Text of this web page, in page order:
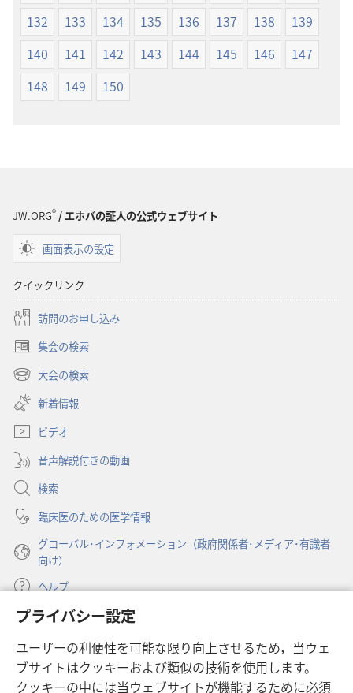
プライバシー設定
ユーザーの利便性を可能な限り向上させるため，当ウェ
ブサイトはクッキーおよび類似の技術を使用します。
クッキーの中には当ウェブサイトが機能するために必須
132
133 134 135 136 137 138
139
140
141 142 143 144 145 146
147
148
149 150
JW.ORG®/ エホバの証人の公式ウェブサイト
画面表示の設定
クイックリンク
訪問のお申し込み
集会の検索
（新
し
タ
で
開
く）
大会の検索
（新
し
い
タ
ブ
で
開
く）
新着情報
ビデオ
音声解説付きの動画
検索
臨床医のための医学情報
グローバル･インフォメーション（政府関係者･メディア･有識者
向け）
ヘルプ
寄付
し
い
タ
ものみの塔 オンライン・ライブラリー
（新